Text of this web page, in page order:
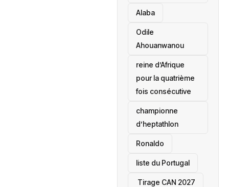
Alaba
Odile
Ahouanwanou
reine d’Afrique
pour la quatrième
fois consécutive
championne
d’heptathlon
Ronaldo
liste du Portugal
‎ Tirage CAN 2027